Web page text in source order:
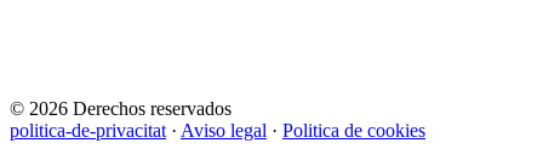
© 2026 Derechos reservados
politica-de-privacitat · Aviso legal · Politica de cookies